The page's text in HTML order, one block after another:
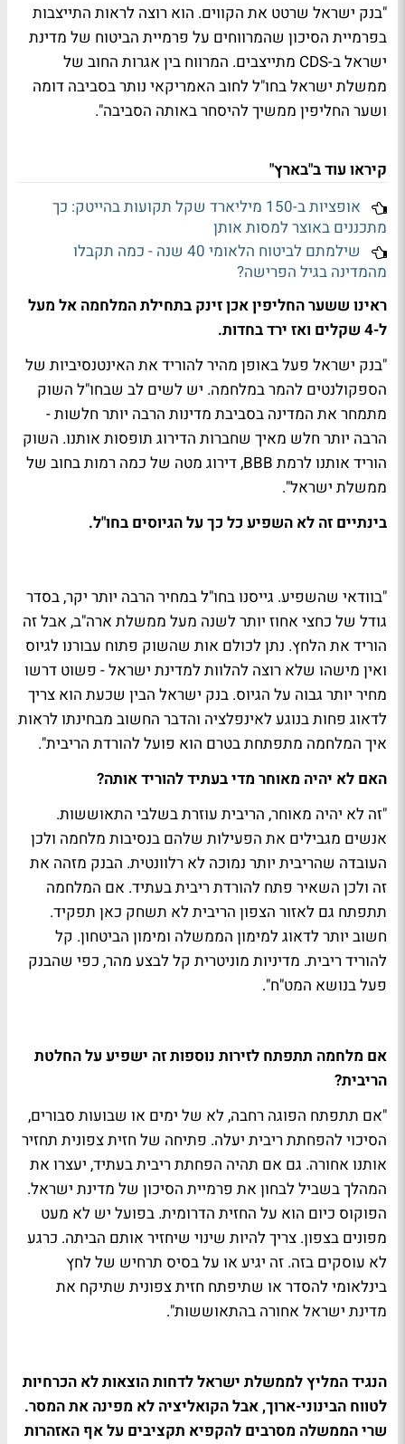
"בנק ישראל שרטט את הקווים. הוא רוצה לראות התייצבות
בפרמיית הסיכון שהמרווחים על פרמיית הביטוח של מדינת
ישראל ב-CDS מתייצבים. המרווח בין אגרות החוב של
ממשלת ישראל בחו"ל לחוב האמריקאי נותר בסביבה דומה
ושער החליפין ממשיך להיסחר באותה הסביבה".
קיראו עוד ב"בארץ"
אופציות ב-150 מיליארד שקל תקועות בהייטק: כך
מתכננים באוצר למסות אותן
שילמתם לביטוח הלאומי 40 שנה - כמה תקבלו
מהמדינה בגיל הפרישה?
ראינו ששער החליפין אכן זינק בתחילת המלחמה אל מעל
ל-4 שקלים ואז ירד בחדות.
"בנק ישראל פעל באופן מהיר להוריד את האינטנסיביות של
הספקולנטים להמר במלחמה. יש לשים לב שבחו"ל השוק
מתמחר את המדינה בסביבת מדינות הרבה יותר חלשות -
הרבה יותר חלש מאיך שחברות הדירוג תופסות אותנו. השוק
הוריד אותנו לרמת BBB, דירוג מטה של כמה רמות בחוב של
ממשלת ישראל".
בינתיים זה לא השפיע כל כך על הגיוסים בחו"ל.
"בוודאי שהשפיע. גייסנו בחו"ל במחיר הרבה יותר יקר, בסדר
גודל של כחצי אחוז יותר לשנה מעל ממשלת ארה"ב, אבל זה
הוריד את הלחץ. נתן לכולם אות שהשוק פתוח עבורנו לגיוס
ואין מישהו שלא רוצה להלוות למדינת ישראל - פשוט דרשו
מחיר יותר גבוה על הגיוס. בנק ישראל הבין שכעת הוא צריך
לדאוג פחות בנוגע לאינפלציה והדבר החשוב מבחינתו לראות
איך המלחמה מתפתחת בטרם הוא פועל להורדת הריבית".
האם לא יהיה מאוחר מדי בעתיד להוריד אותה?
"זה לא יהיה מאוחר, הריבית עוזרת בשלבי התאוששות.
אנשים מגבילים את הפעילות שלהם בנסיבות מלחמה ולכן
העובדה שהריבית יותר נמוכה לא רלוונטית. הבנק מזהה את
זה ולכן השאיר פתח להורדת ריבית בעתיד. אם המלחמה
תתפתח גם לאזור הצפון הריבית לא תשחק כאן תפקיד.
חשוב יותר לדאוג למימון הממשלה ומימון הביטחון. קל
להוריד ריבית. מדיניות מוניטרית קל לבצע מהר, כפי שהבנק
פעל בנושא המט"ח".
אם מלחמה תתפתח לזירות נוספות זה ישפיע על החלטת
הריבית?
"אם תתפתח הפוגה רחבה, לא של ימים או שבועות סבורים,
הסיכוי להפחתת ריבית יעלה. פתיחה של חזית צפונית תחזיר
אותנו אחורה. גם אם תהיה הפחתת ריבית בעתיד, יעצרו את
המהלך בשביל לבחון את פרמיית הסיכון של מדינת ישראל.
הפוקוס כיום הוא על החזית הדרומית. בפועל יש לא מעט
מפונים בצפון. צריך להיות שינוי שיחזיר אותם הביתה. כרגע
לא עוסקים בזה. זה יגיע או על בסיס תרחיש של לחץ
בינלאומי להסדר או שתיפתח חזית צפונית שתיקח את
מדינת ישראל אחורה בהתאוששות".
הנגיד המליץ לממשלת ישראל לדחות הוצאות לא הכרחיות
לטווח הבינוני-ארוך, אבל הקואליציה לא מפינה את המסר.
שרי הממשלה מסרבים להקפיא תקציבים על אף האזהרות